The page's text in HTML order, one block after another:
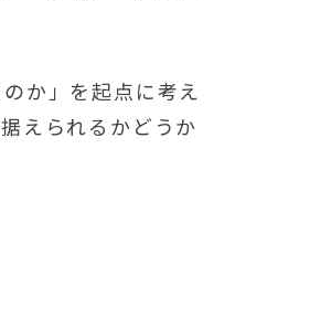
か」を起点に考え
えられるかどうか